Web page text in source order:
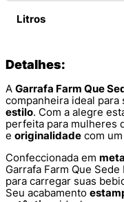
Litros
Detalhes:
A Garrafa Farm Que
companheira ideal para
estilo. Com a alegre
perfeita para mulheres
e originalidade com
Confeccionada em
Garrafa Farm Que
para carregar suas
Seu acabamento